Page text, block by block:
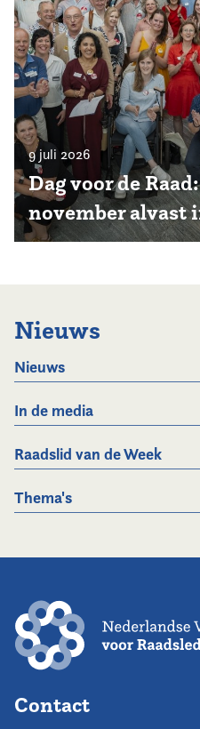
9 juli 2026
Dag voor de
november alvast
Nieuws
Nieuws
In de media
Raadslid van de Week
Thema's
Contact